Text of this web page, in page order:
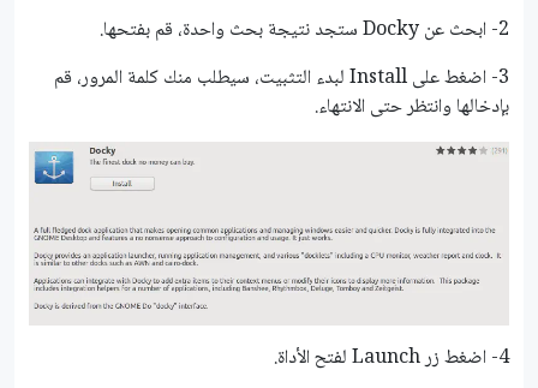
2- ابحث عن Docky ستجد نتيجة بحث واحدة، قم بفتحها.
3- اضغط على Install لبدء التثبيت، سيطلب منك كلمة المرور، قم
بإدخالها وانتظر حتى الانتهاء.
4- اضغط زر Launch لفتح الأداة.